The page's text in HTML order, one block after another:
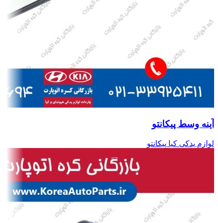
آینه وسط پیکانتو
لوازم یدکی کیا پیکانتو